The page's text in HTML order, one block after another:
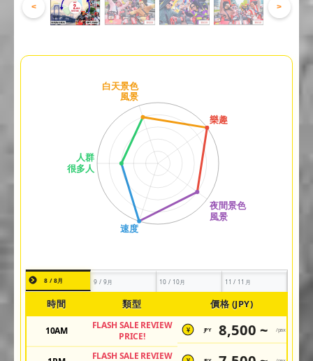
< >
8 / 8月 9 / 9月 10 / 10月 11 / 11月
時間 類型 價格 (JPY)
10AM
FLASH SALE REVIEW
PRICE!
¥ JPY 8,500 ~ /pax
FLASH SALE REVIEW